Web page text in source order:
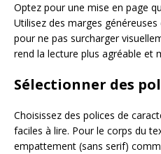
Optez pour une mise en page
Utilisez des marges
pour ne pas surcharger
rend la lecture plus agréable et
Sélectionner des
Choisissez des polices de
faciles à lire. Pour le corps du
empattement (sans serif)